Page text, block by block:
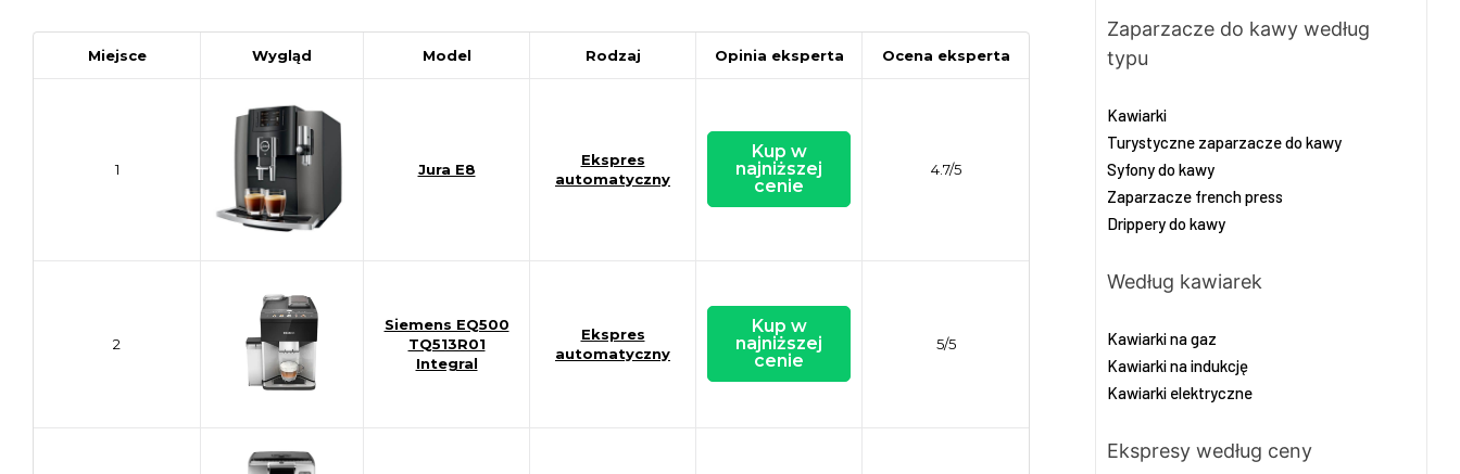
Miejsce Wygląd Model Rodzaj Opinia eksperta Ocena eksperta
1 Jura E8
Ekspres
automatyczny
Kup w
najniższej
cenie
4.7/5
2
Siemens EQ500
TQ513R01
Integral​
Ekspres
automatyczny
Kup w
najniższej
cenie
5/5
Zaparzacze do kawy według
typu
Kawiarki
Turystyczne zaparzacze do kawy
Syfony do kawy
Zaparzacze french press
Drippery do kawy
Według kawiarek
Kawiarki na gaz
Kawiarki na indukcję
Kawiarki elektryczne
Ekspresy według ceny